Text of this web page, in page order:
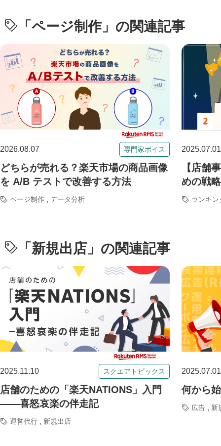
「 ページ制作」の関連記事
2026.08.07 専門家ボイス
どちらが売れる？楽天市場の商品画像
を A/B テストで改善する方法
ページ制作 , データ分析
2025.07.01
【店舗
めの戦
ランキン
「 新規出店 」の関連記事
2025.11.10 スクエアトピックス
店舗のための「楽天NATIONS」入門
――喜怒哀楽の伴走記
運営代行 , 新規出店
2025.07.01
何から
広告 , 新